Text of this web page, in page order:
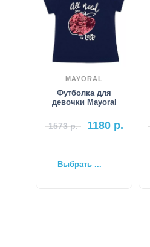
MAYORAL
Футболка для
девочки Mayoral
1573р. 1180р.
Выбрать ...